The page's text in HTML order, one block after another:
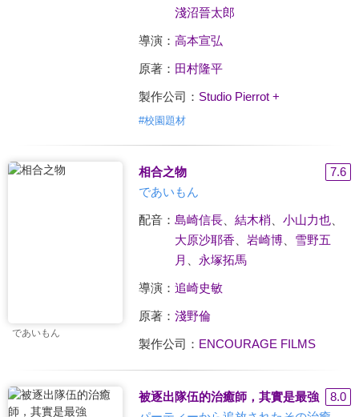
淺沼晉太郎
導演： 高本宣弘
原著： 田村隆平
製作公司： Studio Pierrot +
#校園題材
であいもん
相合之物
7.6
であいもん
配音： 島崎信長、 結木梢 小山力也、
大原沙耶香
岩崎博、 雪野五
月
永塚拓馬
導演： 追崎史敏
原著： 淺野倫
製作公司： ENCOURAGE FILMS
被逐出隊伍的治癒師，其實是最強
8.0